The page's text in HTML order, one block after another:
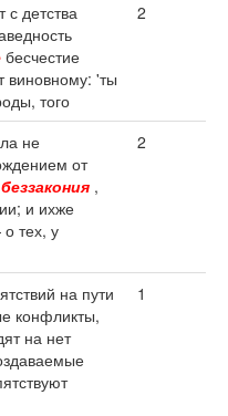
с детства
бесчестие
виновному: 'ты
того
2
не
от
беззакония ,
и ихже
тех, у
2
на пути
конфликты,
на нет
1